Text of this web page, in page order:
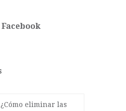
¿Cómo eliminar las